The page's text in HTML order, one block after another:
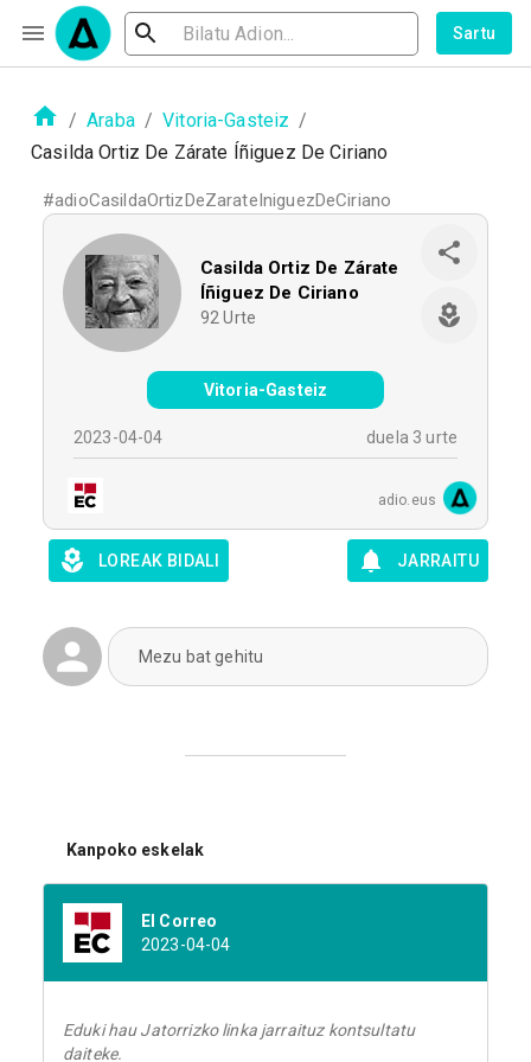
Sartu
/ Araba / Vitoria-Gasteiz /
Casilda Ortiz De Zárate Íñiguez De Ciriano
#adioCasildaOrtizDeZarateIniguezDeCiriano
Casilda Ortiz De Zárate
Íñiguez De Ciriano
92 Urte
Vitoria-Gasteiz
2023-04-04 duela 3 urte
adio.eus
LOREAK BIDALI JARRAITU
Mezu bat gehitu
Kanpoko eskelak
El Correo
2023-04-04
Eduki hau Jatorrizko linka jarraituz kontsultatu
daiteke.